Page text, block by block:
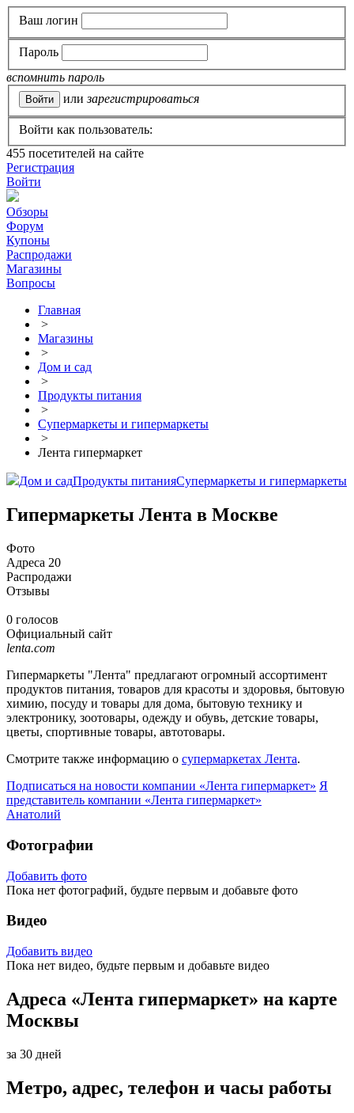
Ваш логин
Пароль
вспомнить пароль
или зарегистрироваться
Войти как пользователь:
455 посетителей на сайте
Регистрация
Войти
Обзоры
Форум
Купоны
Распродажи
Магазины
Вопросы
Главная
>
Магазины
>
Дом и сад
>
Продукты питания
>
Супермаркеты и гипермаркеты
>
Лента гипермаркет
Дом и садПродукты питанияСупермаркеты и гипермаркеты
Гипермаркеты Лента в Москве
Фото
Адреса 20
Распродажи
Отзывы
0 голосов
Официальный сайт
lenta.com
Гипермаркеты "Лента" предлагают огромный ассортимент
продуктов питания, товаров для красоты и здоровья, бытовую
химию, посуду и товары для дома, бытовую технику и
электронику, зоотовары, одежду и обувь, детские товары,
цветы, спортивные товары, автотовары.
Смотрите также информацию о супермаркетах Лента.
Подписаться на новости компании «Лента гипермаркет» Я
представитель компании «Лента гипермаркет»
Анатолий
Фотографии
Добавить фото
Пока нет фотографий, будьте первым и добавьте фото
Видео
Добавить видео
Пока нет видео, будьте первым и добавьте видео
Адреса «Лента гипермаркет» на карте
Москвы
за 30 дней
Метро, адрес, телефон и часы работы